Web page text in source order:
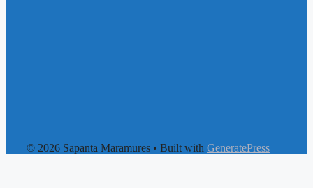
© 2026 Sapanta Maramures • Built with GeneratePress